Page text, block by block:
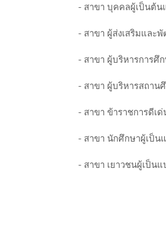
- สาขา บุคคลผู้เป็นต้น
- สาขา ผู้ส่งเสริมและ
- สาขา ผู้บริหารการศึ
- สาขา ผู้บริหารสถาน
- สาขา ข้าราชการดีเด่
- สาขา นักศึกษาผู้เป็น
- สาขา เยาวชนผู้เป็น